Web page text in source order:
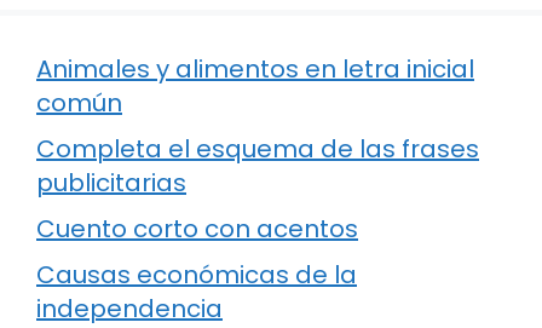
Animales y alimentos en letra inicial
común
Completa el esquema de las frases
publicitarias
Cuento corto con acentos
Causas económicas de la
independencia